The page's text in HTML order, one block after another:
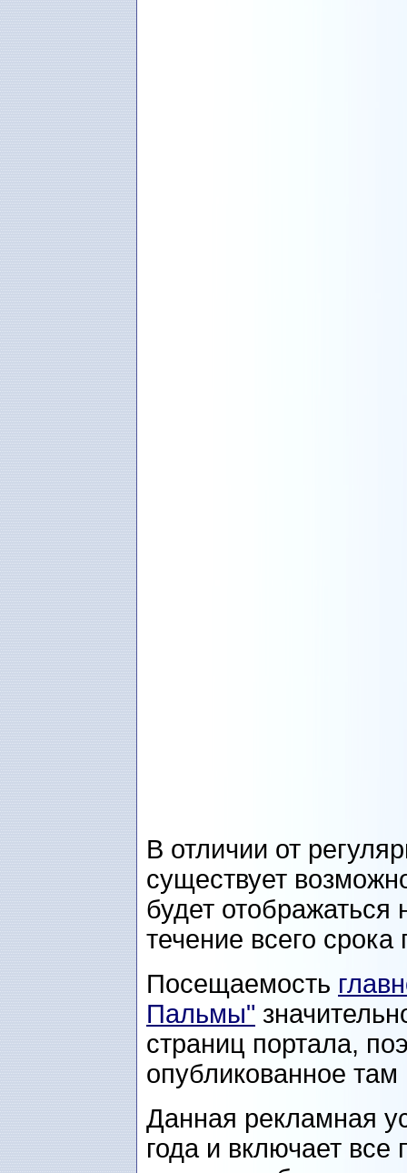
В отличии от
существует
будет
течение всего
Посещаемость
Пальмы"
страниц портала,
опубликованное
Данная рекламная
года и включает